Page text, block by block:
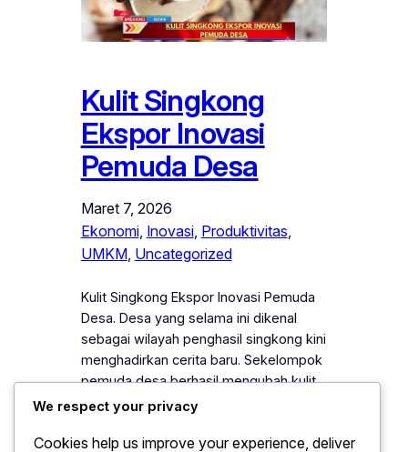
Kulit Singkong
Ekspor Inovasi
Pemuda Desa
Maret 7, 2026
Ekonomi, Inovasi, Produktivitas
UMKM, Uncategorized
Kulit Singkong Ekspor Inovasi Pemuda
Desa. Desa yang selama ini dikenal
sebagai wilayah penghasil singkong kini
menghadirkan cerita baru. Sekelompok
pemuda desa berhasil mengubah kulit
singkong, yang sebelumnya dianggap
ekonomi tinggi. Melalui kreativitas dan
We respect your privacy
Cookies help us improve your experience, deliver